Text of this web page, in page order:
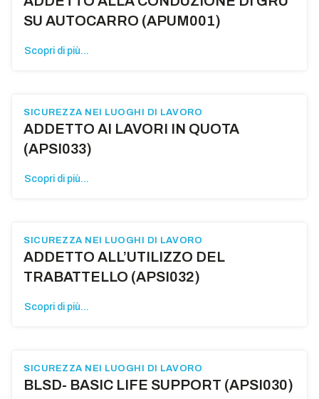
SU AUTOCARRO (APUM001)
Scopri di più...
SICUREZZA NEI LUOGHI DI LAVORO
ADDETTO AI LAVORI IN QUOTA
(APSI033)
Scopri di più...
SICUREZZA NEI LUOGHI DI LAVORO
ADDETTO ALL’UTILIZZO DEL
TRABATTELLO (APSI032)
Scopri di più...
SICUREZZA NEI LUOGHI DI LAVORO
BLSD- BASIC LIFE SUPPORT (APSI030)